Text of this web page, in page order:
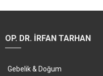
OP. DR. İRFAN TARHAN
Gebelik & Doğum